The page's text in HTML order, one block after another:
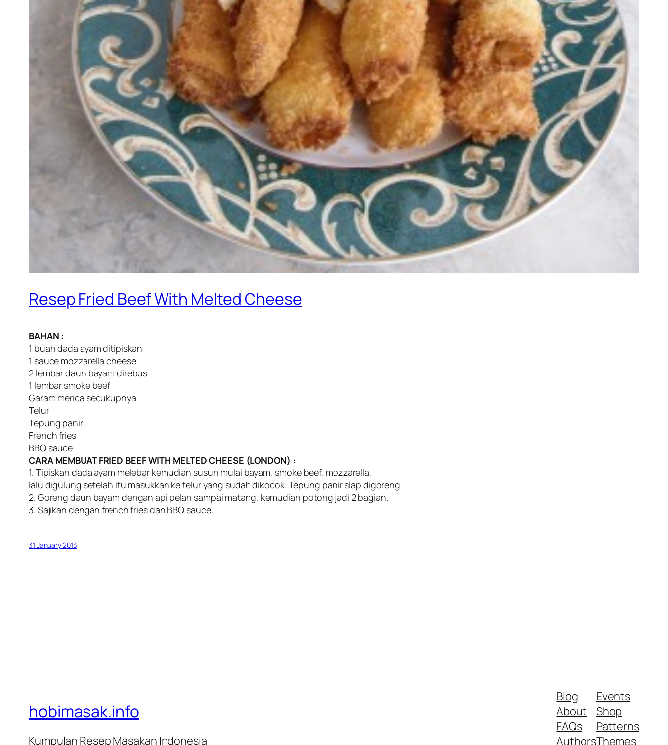
Resep Fried Beef With Melted Cheese
BAHAN :
1 buah dada ayam ditipiskan
1 sauce mozzarella cheese
2 lembar daun bayam direbus
1 lembar smoke beef
Garam merica secukupnya
Telur
Tepung panir
French fries
BBQ sauce
CARA MEMBUAT FRIED BEEF WITH MELTED CHEESE (LONDON) :
1. Tipiskan dada ayam melebar kemudian susun mulai bayam, smoke beef, mozzarella,
lalu digulung setelah itu masukkan ke telur yang sudah dikocok. Tepung panir slap digoreng
2. Goreng daun bayam dengan api pelan sampai matang, kemudian potong jadi 2 bagian.
3. Sajikan dengan french fries dan BBQ sauce.
31 January 2013
hobimasak.info
Kumpulan Resep Masakan Indonesia
Blog
About
FAQs
Authors
Events
Shop
Patterns
Themes